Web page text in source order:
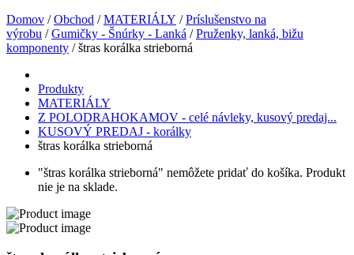
Domov /Obchod /MATERIÁLY /Príslušenstvo na
výrobu /Gumičky - Šnúrky - Lanká /Pruženky, lanká, bižu
komponenty / štras korálka strieborná
Produkty
MATERIÁLY
Z POLODRAHOKAMOV - celé návleky, kusový predaj...
KUSOVÝ PREDAJ - korálky
štras korálka strieborná
"štras korálka strieborná" nemôžete pridať do košíka. Produkt
nie je na sklade.